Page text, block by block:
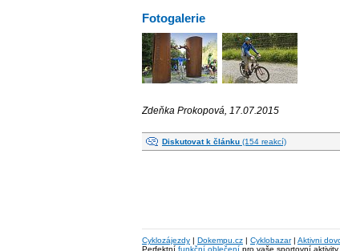
Fotogalerie
Zdeňka Prokopová, 17.07.2015
Diskutovat k článku (154 reakcí)
Cyklozájezdy | Dokempu.cz | Cyklobazar| Aktivni
Perfektní funkční oblečení pro vaše sportovní